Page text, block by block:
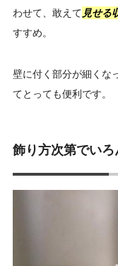
わせて、敢えて見せる
すすめ。
壁に付く部分が細くな
てとっても便利です。
飾り方次第でい